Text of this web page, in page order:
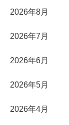
2026年8月
2026年7月
2026年6月
2026年5月
2026年4月